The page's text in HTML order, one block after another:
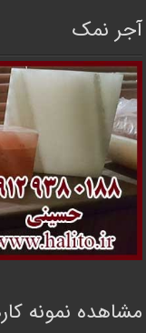
آجر نمک
مشاهده نمونه